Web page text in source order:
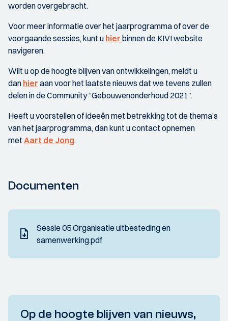
worden overgebracht.
Voor meer informatie over het jaarprogramma of over de
voorgaande sessies, kunt u hier binnen de KIVI website
navigeren.
Wilt u op de hoogte blijven van ontwikkelingen, meldt u
dan hier aan voor het laatste nieuws dat we tevens zullen
delen in de Community “Gebouwenonderhoud 2021”.
Heeft u voorstellen of ideeën met betrekking tot de thema’s
van het jaarprogramma, dan kunt u contact opnemen
met Aart de Jong.
Documenten
Sessie 05 Organisatie uitbesteding en
samenwerking.pdf
Op de hoogte blijven van nieuws,